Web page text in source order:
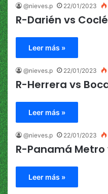
@nieves.p 22/01/2023
R-Darién vs Coclé
Leer más »
@nieves.p 22/01/2023
R-Herrera vs
Leer más »
@nieves.p 22/01/2023
R-Panamá Metro
Leer más »